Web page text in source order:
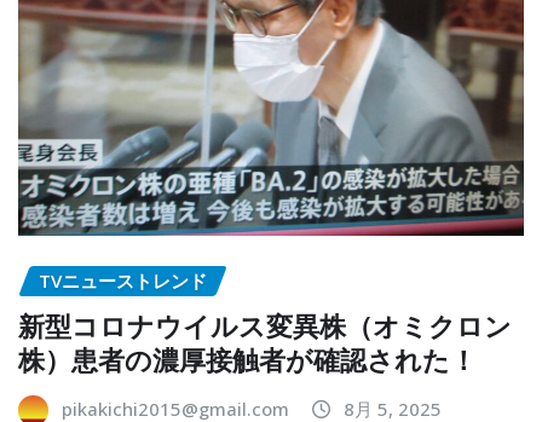
TVニューストレンド
新型コロナウイルス変異株（オミクロン
株）患者の濃厚接触者が確認された！
pikakichi2015@gmail.com 8月 5, 2025